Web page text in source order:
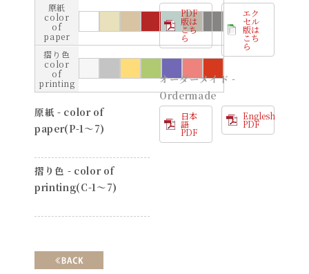
原紙
color
of
paper
摺り色
color
of
printing
原紙 - color of
paper(P-1〜7)
摺り色 - color of
printing(C-1〜7)
PDF
版は
こち
ら
エク
セル
版は
こち
ら
オーダーメイド -
Ordermade
日本
語
PDF
Englesh
PDF